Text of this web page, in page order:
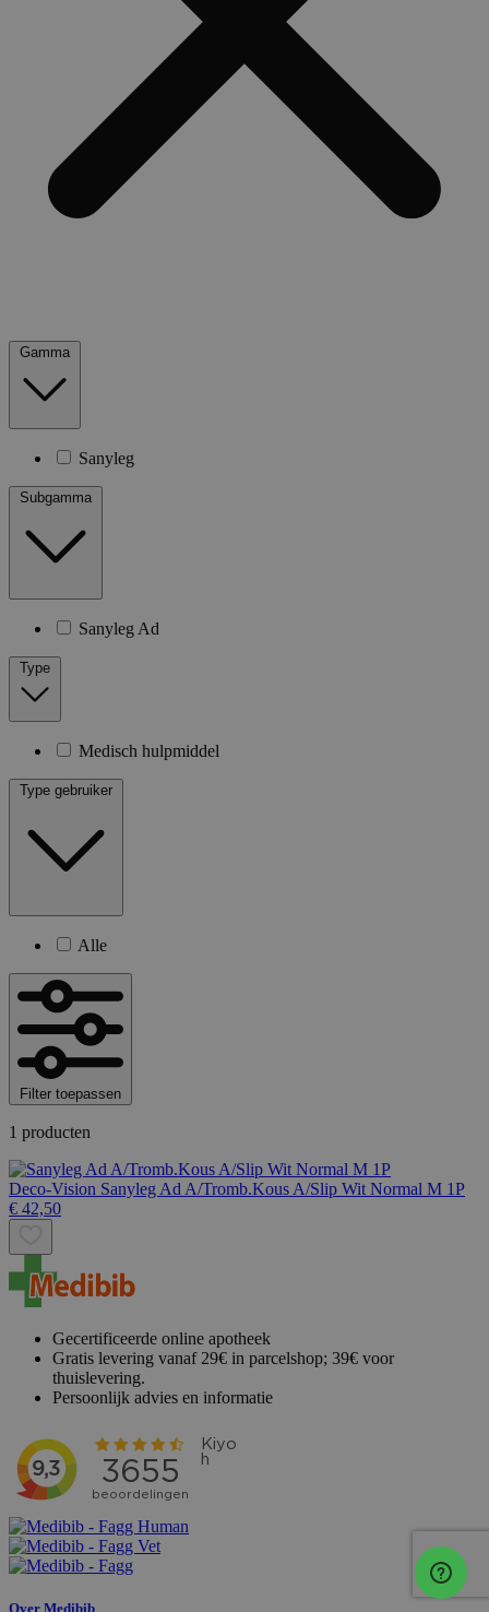
Gamma
Sanyleg
Subgamma
Sanyleg Ad
Type
Medisch hulpmiddel
Type gebruiker
Alle
Filter toepassen
1 producten
Deco-Vision Sanyleg Ad A/Tromb.Kous A/Slip Wit Normal M 1P
€ 42,50
Gecertificeerde online apotheek
Gratis levering vanaf 29€ in parcelshop; 39€ voor
thuislevering.
Persoonlijk advies en informatie
Over Medibib